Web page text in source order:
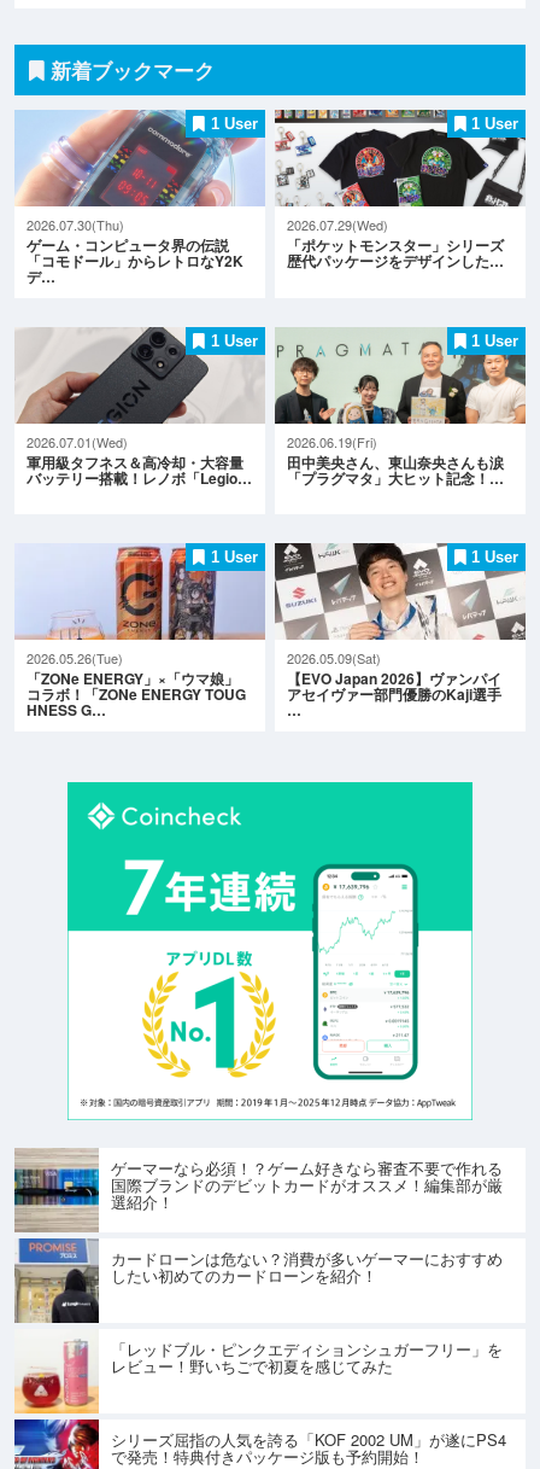
新着ブックマーク
1 User
2026.07.30(Thu)
ゲーム・コンピュータ界の伝説
「コモドール」からレトロなY2K
デ…
1 User
2026.07.29(Wed)
「ポケットモンスター」シリーズ
歴代パッケージをデザインした…
1 User
2026.07.01(Wed)
軍用級タフネス＆高冷却・大容量
バッテリー搭載！レノボ「Legio…
1 User
2026.06.19(Fri)
田中美央さん、東山奈央さんも涙
「プラグマタ」大ヒット記念！…
1 User
2026.05.26(Tue)
「ZONe ENERGY」×「ウマ娘」
コラボ！「ZONe ENERGY TOUG
HNESS G…
1 User
2026.05.09(Sat)
【EVO Japan 2026】ヴァンパイ
アセイヴァー部門優勝のKaji選手
…
ゲーマーなら必須！？ゲーム好きなら審査不要で作れる
国際ブランドのデビットカードがオススメ！編集部が厳
選紹介！
カードローンは危ない？消費が多いゲーマーにおすすめ
したい初めてのカードローンを紹介！
「レッドブル・ピンクエディションシュガーフリー」を
レビュー！野いちごで初夏を感じてみた
シリーズ屈指の人気を誇る「KOF 2002 UM」が遂にPS4
で発売！特典付きパッケージ版も予約開始！